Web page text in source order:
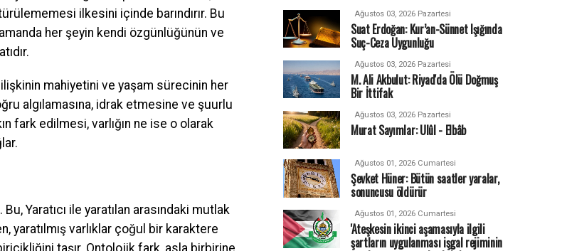
ilkesini içinde barındırır. Bu
her şeyin kendi özgünlüğünün ve
ilişkinin mahiyetini ve yaşam sürecinin her
algılamasına, idrak etmesine ve şuurlu
fark edilmesi, varlığın ne ise o olarak
Yaratıcı ile yaratılan arasındaki mutlak
yaratılmış varlıklar çoğul bir karaktere
taşır. Ontolojik fark, asla birbirine
Ağustos 03, 2026 Pazartesi
Suat Erdoğan: Kur’an-Sünnet Işığında
Suç-Ceza Uygunluğu
Ağustos 03, 2026 Pazartesi
M. Ali Akbulut: Riyad'da Ölü Doğmuş
Bir İttifak
Ağustos 03, 2026 Pazartesi
Murat Sayımlar: Ulûl - Elbâb
Ağustos 01, 2026 Cumartesi
Şevket Hüner: Bütün saatler yaralar,
sonuncusu öldürür
Ağustos 01, 2026 Cumartesi
'Ateşkesin ikinci aşamasıyla ilgili
şartların uygulanması işgal rejiminin